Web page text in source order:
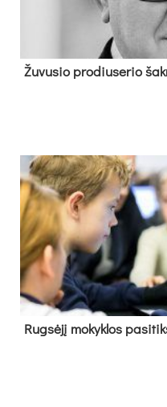
Žu­vu­sio pro­diu­se­rio
Rug­sė­jį mo­kyk­los